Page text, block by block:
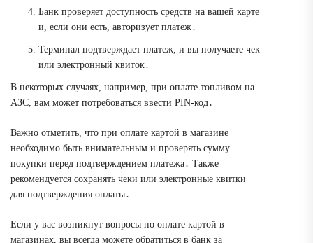
Банк проверяет доступность средств на вашей карте
и, если они есть, авторизует платеж․
Терминал подтверждает платеж, и вы получаете чек
или электронный квиток․
В некоторых случаях, например, при оплате топливом на
АЗС, вам может потребоваться ввести PIN-код․
Важно отметить, что при оплате картой в магазине
необходимо быть внимательным и проверять сумму
покупки перед подтверждением платежа․ Также
рекомендуется сохранять чеки или электронные квитки
для подтверждения оплаты․
Если у вас возникнут вопросы по оплате картой в
магазинах, вы всегда можете обратиться в банк за